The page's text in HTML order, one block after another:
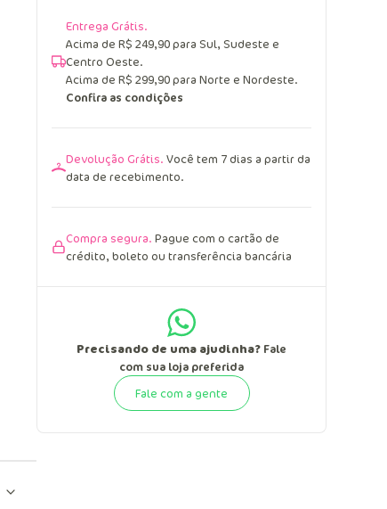
Entrega Grátis.
Acima de R$ 249,90 para Sul, Sudeste e
Centro Oeste.
Acima de R$ 299,90 para Norte e Nordeste.
Confira as condições
Devolução Grátis. Você tem 7 dias a partir da
data de recebimento.
Compra segura. Pague com o cartão de
crédito, boleto ou transferência bancária
Precisando de uma ajudinha? Fale
com sua loja preferida
Fale com a gente